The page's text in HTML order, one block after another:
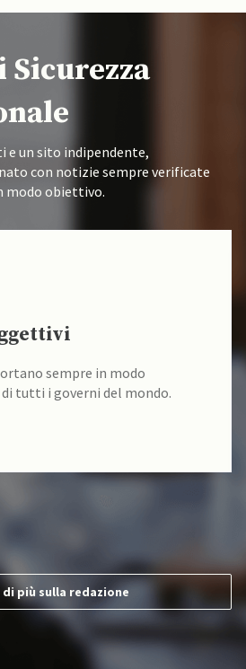
Sicurezza
e un sito indipendente,
con notizie sempre verificate
modo obiettivo.
sempre in modo
tutti i governi del mondo.
più sulla redazione